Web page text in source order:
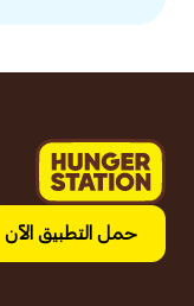
حمل التطبيق الآن